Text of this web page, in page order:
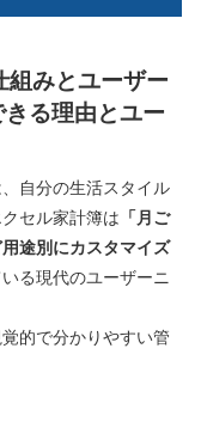
組みとユーザー
る理由とユー
自分の生活スタイル
セル家計簿は 「月ご
途別にカスタマイズ
る現代のユーザーニ
的で分かりやすい管